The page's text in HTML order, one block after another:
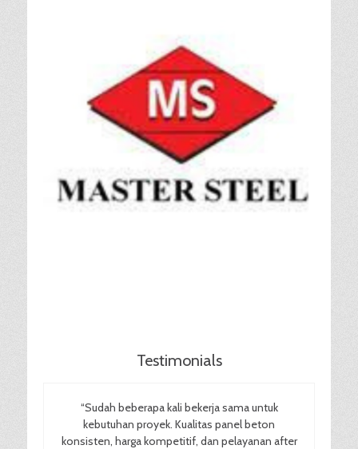
Testimonials
“Sudah beberapa kali bekerja sama untuk
kebutuhan proyek. Kualitas panel beton
konsisten, harga kompetitif, dan pelayanan after